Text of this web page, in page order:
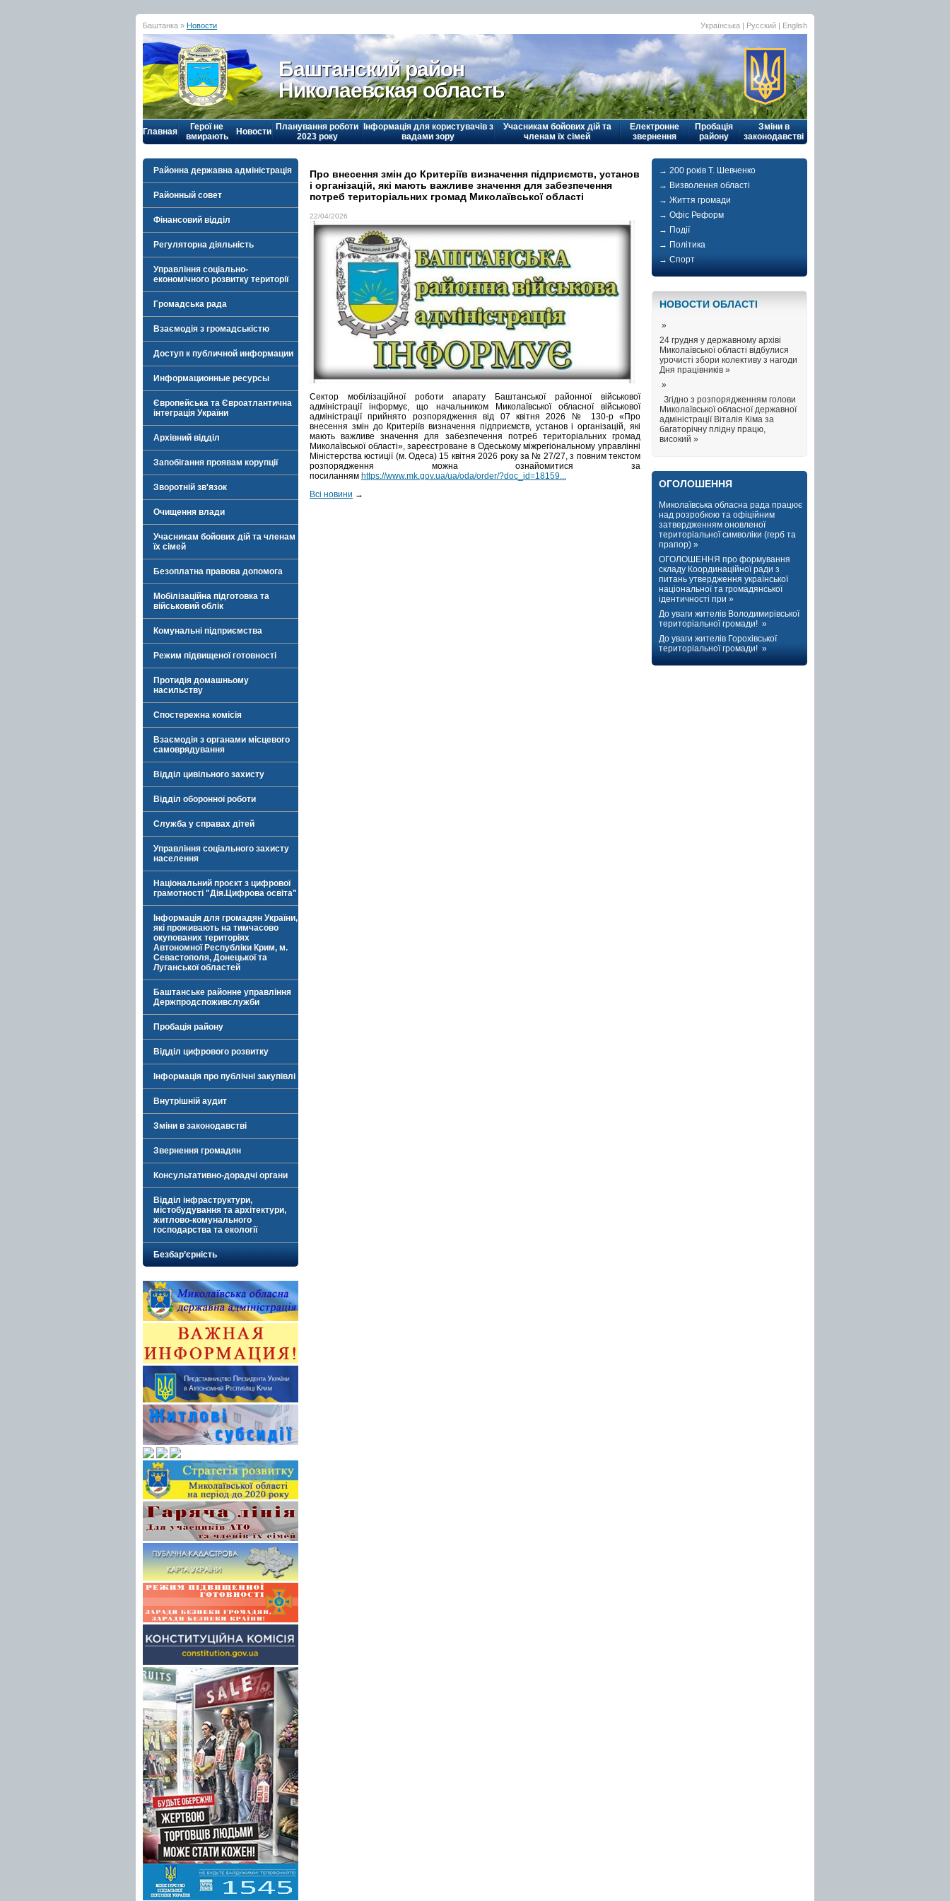
Баштанка » Новости Українська | Русский | English
Баштанский район
Николаевская область
Главная
Герої не
вмирають
Новости Планування роботи
2023 року
Інформація для користувачів з
вадами зору
Учасникам бойових дій та
членам їх сімей
Електронне
звернення
Пробація
району
Зміни в
законодавстві
Районна державна адміністрація
Районный совет
Фінансовий відділ
Регуляторна діяльність
Управління соціально-
економічного розвитку території
Громадська рада
Взаємодія з громадськістю
Доступ к публичной информации
Информационные ресурсы
Європейська та Євроатлантична
інтеграція України
Архівний відділ
Запобігання проявам корупції
Зворотній зв'язок
Очищення влади
Учасникам бойових дій та членам
їх сімей
Безоплатна правова допомога
Мобілізаційна підготовка та
військовий облік
Комунальні підприємства
Режим підвищеної готовності
Протидія домашньому
насильству
Спостережна комісія
Взаємодія з органами місцевого
самоврядування
Відділ цивільного захисту
Відділ оборонної роботи
Служба у справах дітей
Управління соціального захисту
населення
Національний проєкт з цифрової
грамотності "Дія.Цифрова освіта"
Інформація для громадян України,
які проживають на тимчасово
окупованих територіях
Автономної Республіки Крим, м.
Севастополя, Донецької та
Луганської областей
Баштанське районне управління
Держпродспоживслужби
Пробація району
Відділ цифрового розвитку
Інформація про публічні закупівлі
Внутрішній аудит
Зміни в законодавстві
Звернення громадян
Консультативно-дорадчі органи
Відділ інфраструктури,
містобудування та архітектури,
житлово-комунального
господарства та екології
Безбар’єрність
Про внесення змін до Критеріїв визначення підприємств, установ
і організацій, які мають важливе значення для забезпечення
потреб територіальних громад Миколаївської області
22/04/2026
Сектор мобілізаційної роботи апарату Баштанської районної військової
адміністрації інформує, що начальником Миколаївської обласної військової
адміністрації прийнято розпорядження вiд 07 квітня 2026 № 130-р «Про
внесення змін до Критеріїв визначення підприємств, установ і організацій, які
мають важливе значення для забезпечення потреб територіальних громад
Миколаївської області», зареєстроване в Одеському міжрегіональному управлінні
Міністерства юстиції (м. Одеса) 15 квітня 2026 року за № 27/27, з повним текстом
розпорядження можна ознайомитися за
посиланням https://www.mk.gov.ua/ua/oda/order/?doc_id=18159...
Всі новини →
→ 200 років Т. Шевченко
→ Визволення області
→ Життя громади
→ Офіс Реформ
→ Події
→ Політика
→ Спорт
НОВОСТИ ОБЛАСТI
»
24 грудня у державному архіві
Миколаївської області відбулися
урочисті збори колективу з нагоди
Дня працівників »
»
Згідно з розпорядженням голови
Миколаївської обласної державної
адміністрації Віталія Кіма за
багаторічну плідну працю,
високий »
ОГОЛОШЕННЯ
Миколаївська обласна рада працює
над розробкою та офіційним
затвердженням оновленої
територіальної символіки (герб та
прапор) »
ОГОЛОШЕННЯ про формування
складу Координаційної ради з
питань утвердження української
національної та громадянської
ідентичності при »
До уваги жителів Володимирівської
територіальної громади! »
До уваги жителів Горохівської
територіальної громади! »